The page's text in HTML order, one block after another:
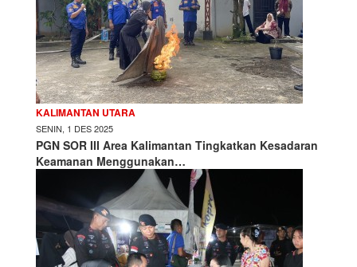
KALIMANTAN UTARA
SENIN, 1 DES 2025
PGN SOR III Area Kalimantan Tingkatkan Kesadaran
Keamanan Menggunakan…